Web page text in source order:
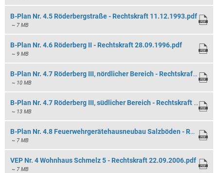
B-Plan Nr. 4.5 Röderbergstraße - Rechtskraft 11.12.1993.pdf
~ 7 MB
B-Plan Nr. 4.6 Röderberg II - Rechtskraft 28.09.1996.pdf
~ 9 MB
B-Plan Nr. 4.7 Röderberg III, nördlicher Bereich - Rechtskraft 22.10.2010.pdf
~ 10 MB
B-Plan Nr. 4.7 Röderberg III, südlicher Bereich - Rechtskraft 15.02.2002.pdf
~ 13 MB
B-Plan Nr. 4.8 Feuerwehrgerätehausneubau Salzböden - Rechtskraft 20.12.2013.pdf
~ 7 MB
VEP Nr. 4 Wohnhaus Schmelz 5 - Rechtskraft 22.09.2006.pdf
~ 7 MB